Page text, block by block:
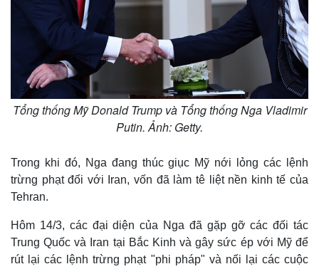
Thế giới
Hồ sơ
Multimedia
Video
E-Magazine
Infographic
Tổng thống Mỹ Donald Trump và Tổng thống Nga Vladimir
Putin. Ảnh: Getty.
Trong khi đó, Nga đang thúc giục Mỹ nới lỏng các lệnh
trừng phạt đối với Iran, vốn đã làm tê liệt nền kinh tế của
Tehran.
Hôm 14/3, các đại diện của Nga đã gặp gỡ các đối tác
Trung Quốc và Iran tại Bắc Kinh và gây sức ép với Mỹ để
rút lại các lệnh trừng phạt "phi pháp" và nối lại các cuộc